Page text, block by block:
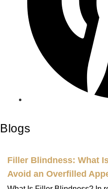
Blogs
Filler Blindness: What
Avoid an Overfilled